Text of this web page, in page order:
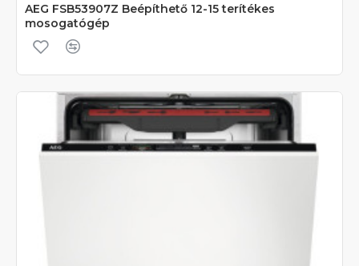
AEG FSB53907Z Beépíthető 12-15 terítékes
mosogatógép